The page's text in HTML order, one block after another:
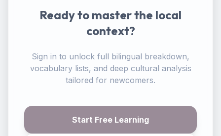
Ready to master the local
context?
Sign in to unlock full bilingual breakdown,
vocabulary lists, and deep cultural analysis
tailored for newcomers.
Start Free Learning